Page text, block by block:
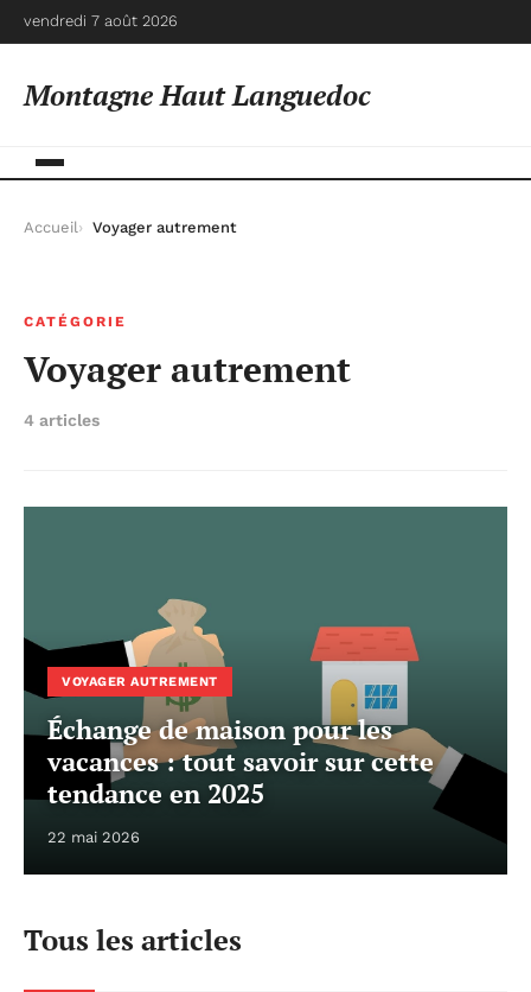
vendredi 7 août 2026
Montagne Haut Languedoc
Accueil Voyager autrement
CATÉGORIE
Voyager autrement
4 articles
VOYAGER AUTREMENT
Échange de maison pour les
vacances : tout savoir sur cette
tendance en 2025
22 mai 2026
Tous les articles